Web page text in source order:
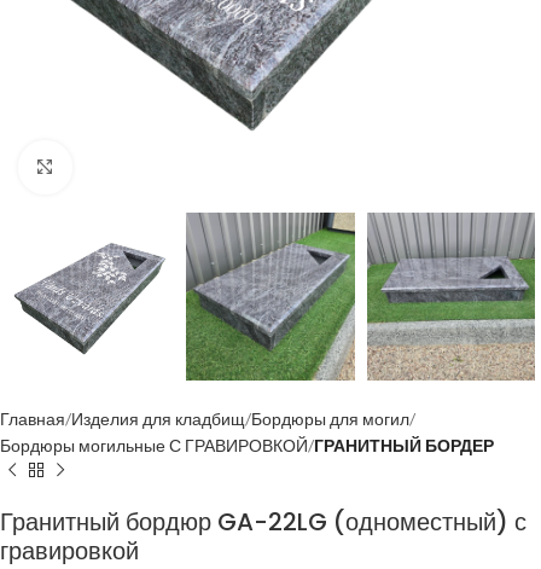
Главная Изделия для кладбищ Бордюры для могил
Бордюры могильные С ГРАВИРОВКОЙ ГРАНИТНЫЙ БОРДЕР
Гранитный бордюр GA-22LG (одноместный) с
гравировкой